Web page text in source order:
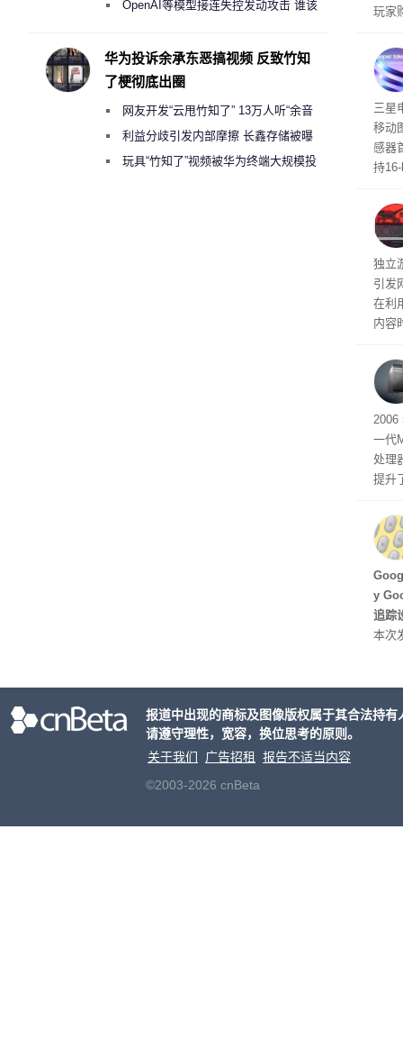
玩家
入
传
三星
移动
感器
持
文
独立
引发
在利
内容
有
2006
一代
处理
提升
型
ss
y
追踪
本次
摩托
2000美元一晚 遭讽“反乌托邦”
OpenAI等模型接连失控发动攻击 谁该
华为投诉余承东恶搞视频 反致竹知
了梗彻底出圈
网友开发“云甩竹知了” 13万人听“余音
绕梁”利益分歧引发内部摩擦 长鑫存储被曝
曾将华为驻场工程师驱逐出研发基地
玩具“竹知了”视频被华为终端大规模投
报道中出现的商标及图像版权属于其合法持
请遵守理性，宽容，换位思考的原则。
关于我们
广告招租
报告不适当内容
©2003-2026 cnBeta